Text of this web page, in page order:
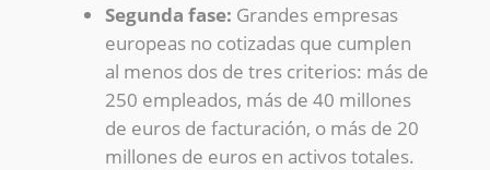
Segunda fase: Grandes empresas
europeas no cotizadas que cumplen
al menos dos de tres criterios: más de
250 empleados, más de 40 millones
de euros de facturación, o más de 20
millones de euros en activos totales.